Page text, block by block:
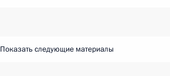
Показать следующие материалы